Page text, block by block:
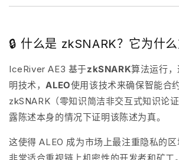
🔒 什么是 zkSNARK？它为什么
IceRiver AE3 基于zkSNARK算法运行
明技术，ALEO使用该技术来确保智能合
zkSNARK（零知识简洁非交互式知识论
露陈述本身的情况下证明该陈述为真。
这使得 ALEO 成为市场上最注重隐私的